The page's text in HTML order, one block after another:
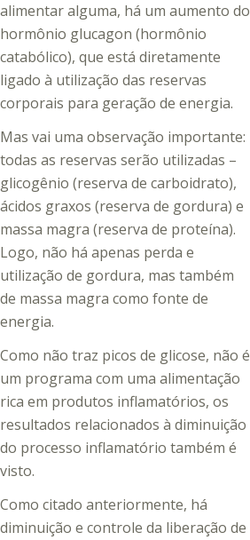
alimentar alguma, há um aumento do
hormônio glucagon (hormônio
catabólico), que está diretamente
ligado à utilização das reservas
corporais para geração de energia.
Mas vai uma observação importante:
todas as reservas serão utilizadas –
glicogênio (reserva de carboidrato),
ácidos graxos (reserva de gordura) e
massa magra (reserva de proteína).
Logo, não há apenas perda e
utilização de gordura, mas também
de massa magra como fonte de
energia.
Como não traz picos de glicose, não é
um programa com uma alimentação
rica em produtos inflamatórios, os
resultados relacionados à diminuição
do processo inflamatório também é
visto.
Como citado anteriormente, há
diminuição e controle da liberação de